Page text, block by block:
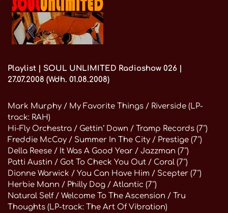
Playlist | SOUL UNLIMITED Radioshow 026 |
27.07.2008 (Wdh. 01.08.2008)
Mark Murphy / My Favorite Things / Riverside (LP-
track: RAH)
Hi-Fly Orchestra / Gettin‘ Down / Tramp Records (7″)
Freddie McCoy / Summer In The City / Prestige (7″)
Della Reese / It Was A Good Year / Jazzman (7″)
Patti Austin / Got To Check You Out / Coral (7″)
Dionne Warwick / You Can Have Him / Scepter (7″)
Herbie Mann / Philly Dog / Atlantic (7″)
Natural Self / Welcome To The Ascension / Tru
Thoughts (LP-track: The Art Of Vibration)